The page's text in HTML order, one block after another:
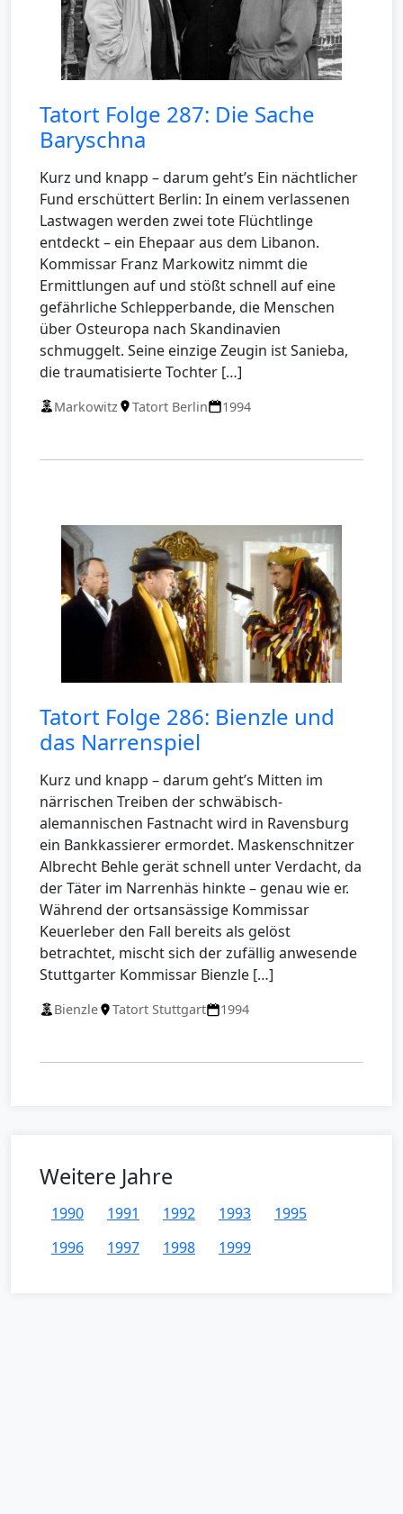
Tatort Folge 287: Die Sache
Baryschna
Kurz und knapp – darum geht’s Ein nächtlicher
Fund erschüttert Berlin: In einem verlassenen
Lastwagen werden zwei tote Flüchtlinge
entdeckt – ein Ehepaar aus dem Libanon.
Kommissar Franz Markowitz nimmt die
Ermittlungen auf und stößt schnell auf eine
gefährliche Schlepperbande, die Menschen
über Osteuropa nach Skandinavien
schmuggelt. Seine einzige Zeugin ist Sanieba,
die traumatisierte Tochter […]
Markowitz Tatort Berlin 1994
Tatort Folge 286: Bienzle und
das Narrenspiel
Kurz und knapp – darum geht’s Mitten im
närrischen Treiben der schwäbisch-
alemannischen Fastnacht wird in Ravensburg
ein Bankkassierer ermordet. Maskenschnitzer
Albrecht Behle gerät schnell unter Verdacht, da
der Täter im Narrenhäs hinkte – genau wie er.
Während der ortsansässige Kommissar
Keuerleber den Fall bereits als gelöst
betrachtet, mischt sich der zufällig anwesende
Stuttgarter Kommissar Bienzle […]
Bienzle Tatort Stuttgart 1994
Weitere Jahre
1990 1991 1992 1993
1995
1996
1997 1998 1999